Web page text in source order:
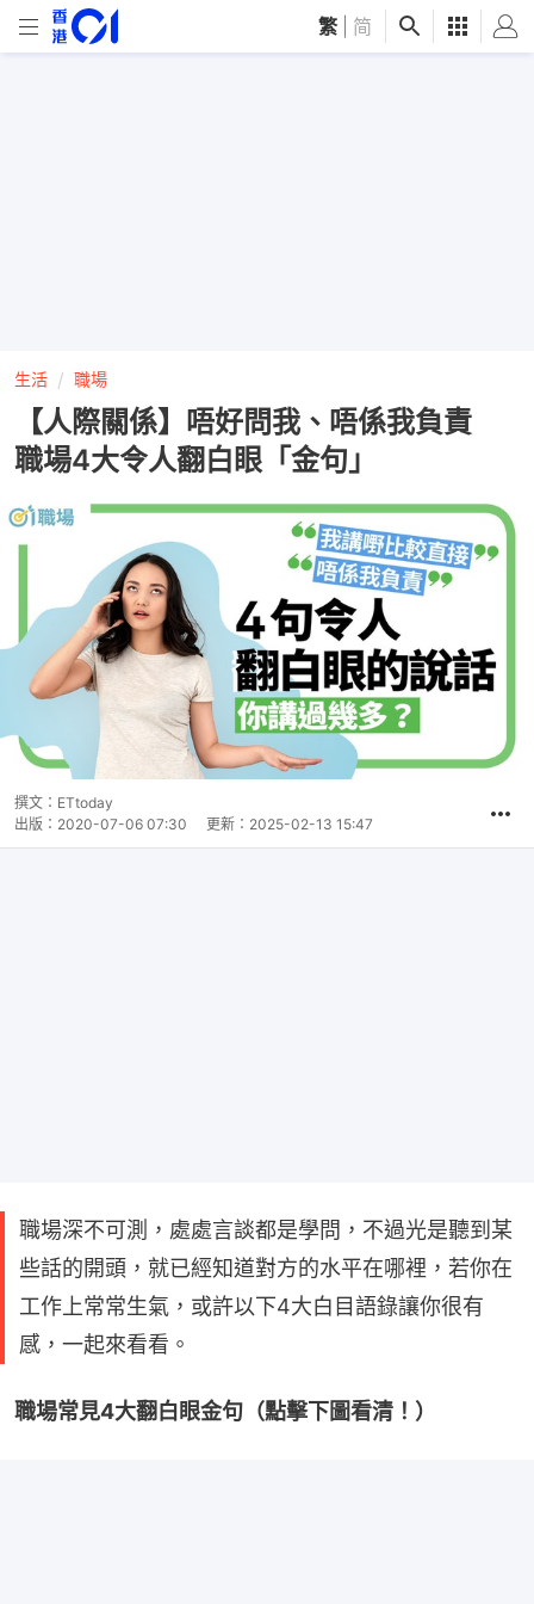
繁 简
生活 職場
【人際關係】唔好問我、唔係我負責
職場4大令人翻白眼「金句」
撰文： ETtoday
出版： 2020-07-06 07:30 更新： 2025-02-13 15:47
職場深不可測，處處言談都是學問，不過光是聽到某
些話的開頭，就已經知道對方的水平在哪裡，若你在
工作上常常生氣，或許以下4大白目語錄讓你很有
感，一起來看看。
職場常見4大翻白眼金句（點擊下圖看清！）